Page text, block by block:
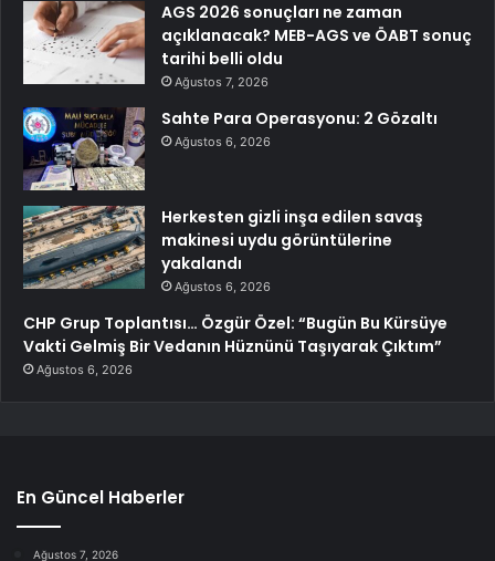
AGS 2026 sonuçları ne zaman
açıklanacak? MEB-AGS ve ÖABT sonuç
tarihi belli oldu
Ağustos 7, 2026
Sahte Para Operasyonu: 2 Gözaltı
Ağustos 6, 2026
Herkesten gizli inşa edilen savaş
makinesi uydu görüntülerine
yakalandı
Ağustos 6, 2026
CHP Grup Toplantısı… Özgür Özel: “Bugün Bu Kürsüye
Vakti Gelmiş Bir Vedanın Hüznünü Taşıyarak Çıktım”
Ağustos 6, 2026
En Güncel Haberler
Ağustos 7, 2026